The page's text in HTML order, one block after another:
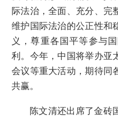
际法治，全面、充分、完
维护国际法治的公正性和
义，尊重各国平等参与
利。今年，中国将举办亚
会议等重大活动，期待同
共赢。
陈文清还出席了金砖